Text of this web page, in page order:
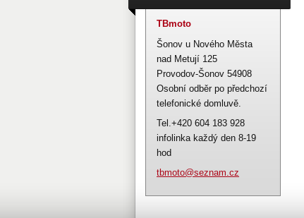
TBmoto
Šonov u Nového Města
nad Metují 125
Provodov-Šonov 54908
Osobní odběr po předchozí
telefonické domluvě.
Tel.+420 604 183 928
infolinka každý den 8-19
hod
tbmoto@seznam.cz